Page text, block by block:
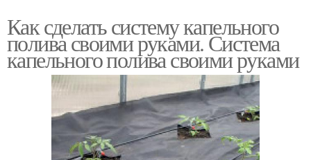
Как сделать систему капельного
полива своими руками. Система
капельного полива своими руками